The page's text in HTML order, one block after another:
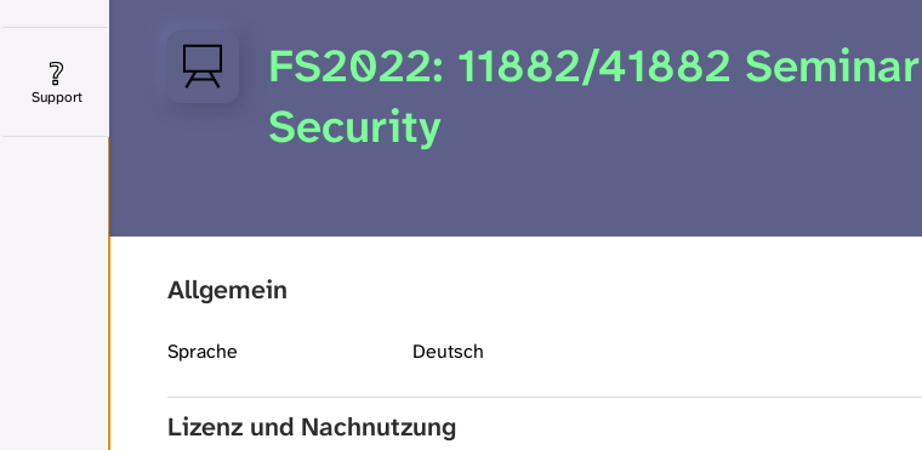
Support
FS2022: 11882/41882
Security
Allgemein
Sprache Deutsch
Lizenz und Nachnutzung